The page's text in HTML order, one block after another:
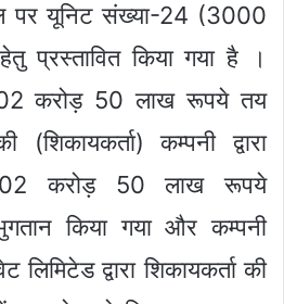
पर यूनिट संख्या-24 (3000
प्रस्तावित किया गया है ।
करोड़ 50 लाख रूपये तय
कम्पनी द्वारा
02 करोड़ 50 लाख रूपये
किया गया और कम्पनी
द्वारा शिकायकर्ता की